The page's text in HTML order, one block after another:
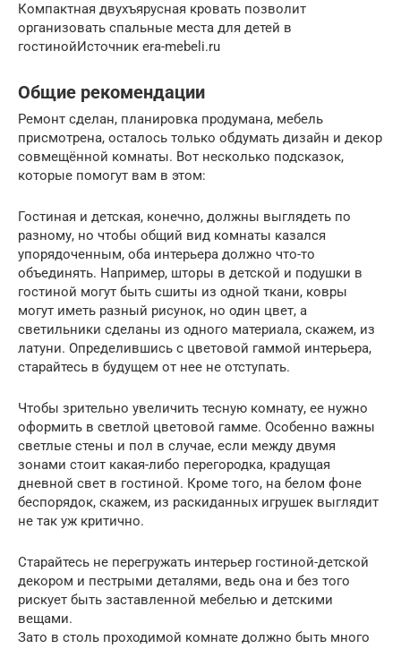
Компактная двухъярусная кровать позволит
организовать спальные места для детей в
гостинойИсточник era-mebeli.ru
Общие рекомендации
Ремонт сделан, планировка продумана, мебель
присмотрена, осталось только обдумать дизайн и декор
совмещённой комнаты. Вот несколько подсказок,
которые помогут вам в этом:
Гостиная и детская, конечно, должны выглядеть по
разному, но чтобы общий вид комнаты казался
упорядоченным, оба интерьера должно что-то
объединять. Например, шторы в детской и подушки в
гостиной могут быть сшиты из одной ткани, ковры
могут иметь разный рисунок, но один цвет, а
светильники сделаны из одного материала, скажем, из
латуни. Определившись с цветовой гаммой интерьера,
старайтесь в будущем от нее не отступать.
Чтобы зрительно увеличить тесную комнату, ее нужно
оформить в светлой цветовой гамме. Особенно важны
светлые стены и пол в случае, если между двумя
зонами стоит какая-либо перегородка, крадущая
дневной свет в гостиной. Кроме того, на белом фоне
беспорядок, скажем, из раскиданных игрушек выглядит
не так уж критично.
Старайтесь не перегружать интерьер гостиной-детской
декором и пестрыми деталями, ведь она и без того
рискует быть заставленной мебелью и детскими
вещами.
Зато в столь проходимой комнате должно быть много